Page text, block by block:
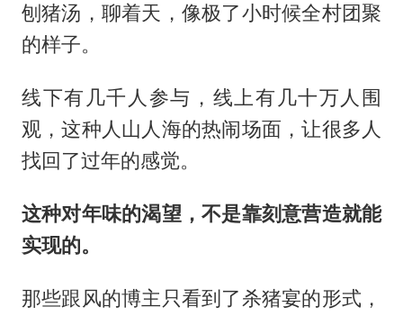
刨猪汤，聊着天，像极了小时候全村团聚
的样子。
线下有几千人参与，线上有几十万人围
观，这种人山人海的热闹场面，让很多人
找回了过年的感觉。
这种对年味的渴望，不是靠刻意营造就能
实现的。
那些跟风的博主只看到了杀猪宴的形式，